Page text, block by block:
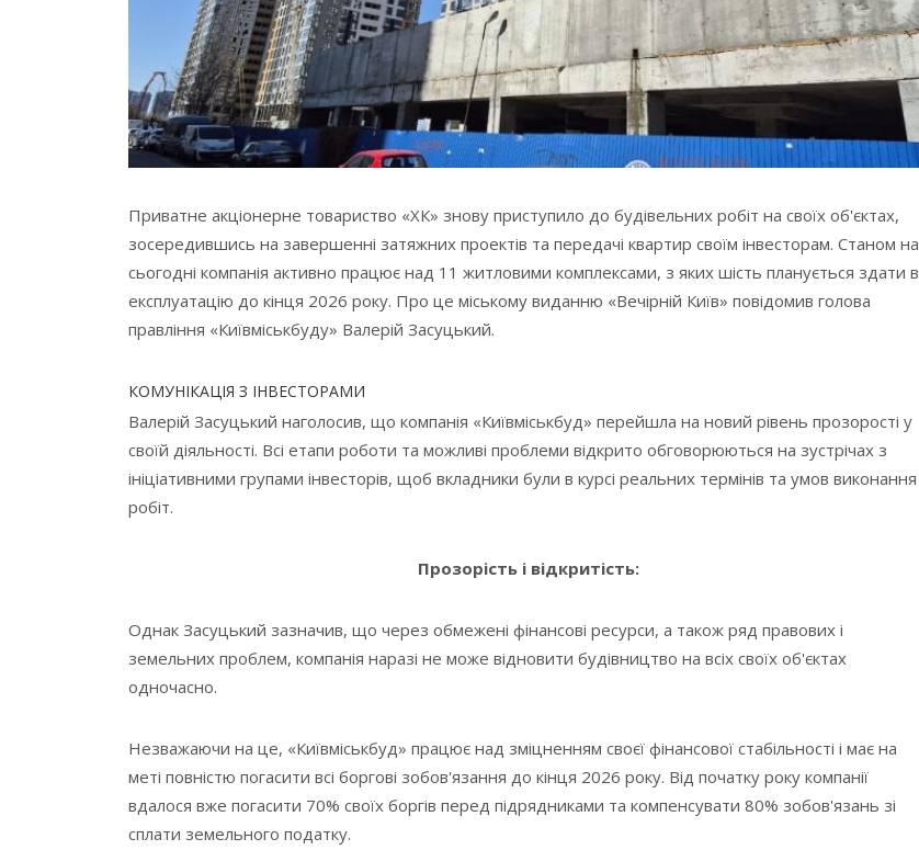
Приватне акціонерне товариство «ХК» знову приступило до будівельних робіт на своїх об'єктах,
зосередившись на завершенні затяжних проектів та передачі квартир своїм інвесторам. Станом на
сьогодні компанія активно працює над 11 житловими комплексами, з яких шість планується здати в
експлуатацію до кінця 2026 року. Про це міському виданню «Вечірній Київ» повідомив голова
правління «Київміськбуду» Валерій Засуцький.
КОМУНІКАЦІЯ З ІНВЕСТОРАМИ
Валерій Засуцький наголосив, що компанія «Київміськбуд» перейшла на новий рівень прозорості у
своїй діяльності. Всі етапи роботи та можливі проблеми відкрито обговорюються на зустрічах з
ініціативними групами інвесторів, щоб вкладники були в курсі реальних термінів та умов виконання
робіт.
Прозорість і відкритість:
Однак Засуцький зазначив, що через обмежені фінансові ресурси, а також ряд правових і
земельних проблем, компанія наразі не може відновити будівництво на всіх своїх об'єктах
одночасно.
Незважаючи на це, «Київміськбуд» працює над зміцненням своєї фінансової стабільності і має на
меті повністю погасити всі боргові зобов'язання до кінця 2026 року. Від початку року компанії
вдалося вже погасити 70% своїх боргів перед підрядниками та компенсувати 80% зобов'язань зі
сплати земельного податку.